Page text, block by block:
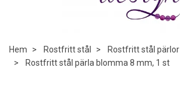
Hem Rostfritt stål
Rostfritt stål pärlor
Rostfritt stål pärla blomma 8 mm, 1 st